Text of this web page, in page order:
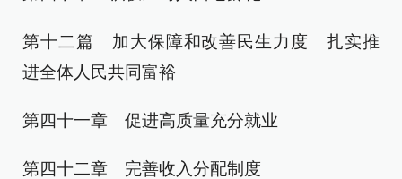
第十二篇 加大保障和改善民生力度 扎实推
进全体人民共同富裕
第四十一章 促进高质量充分就业
第四十二章 完善收入分配制度